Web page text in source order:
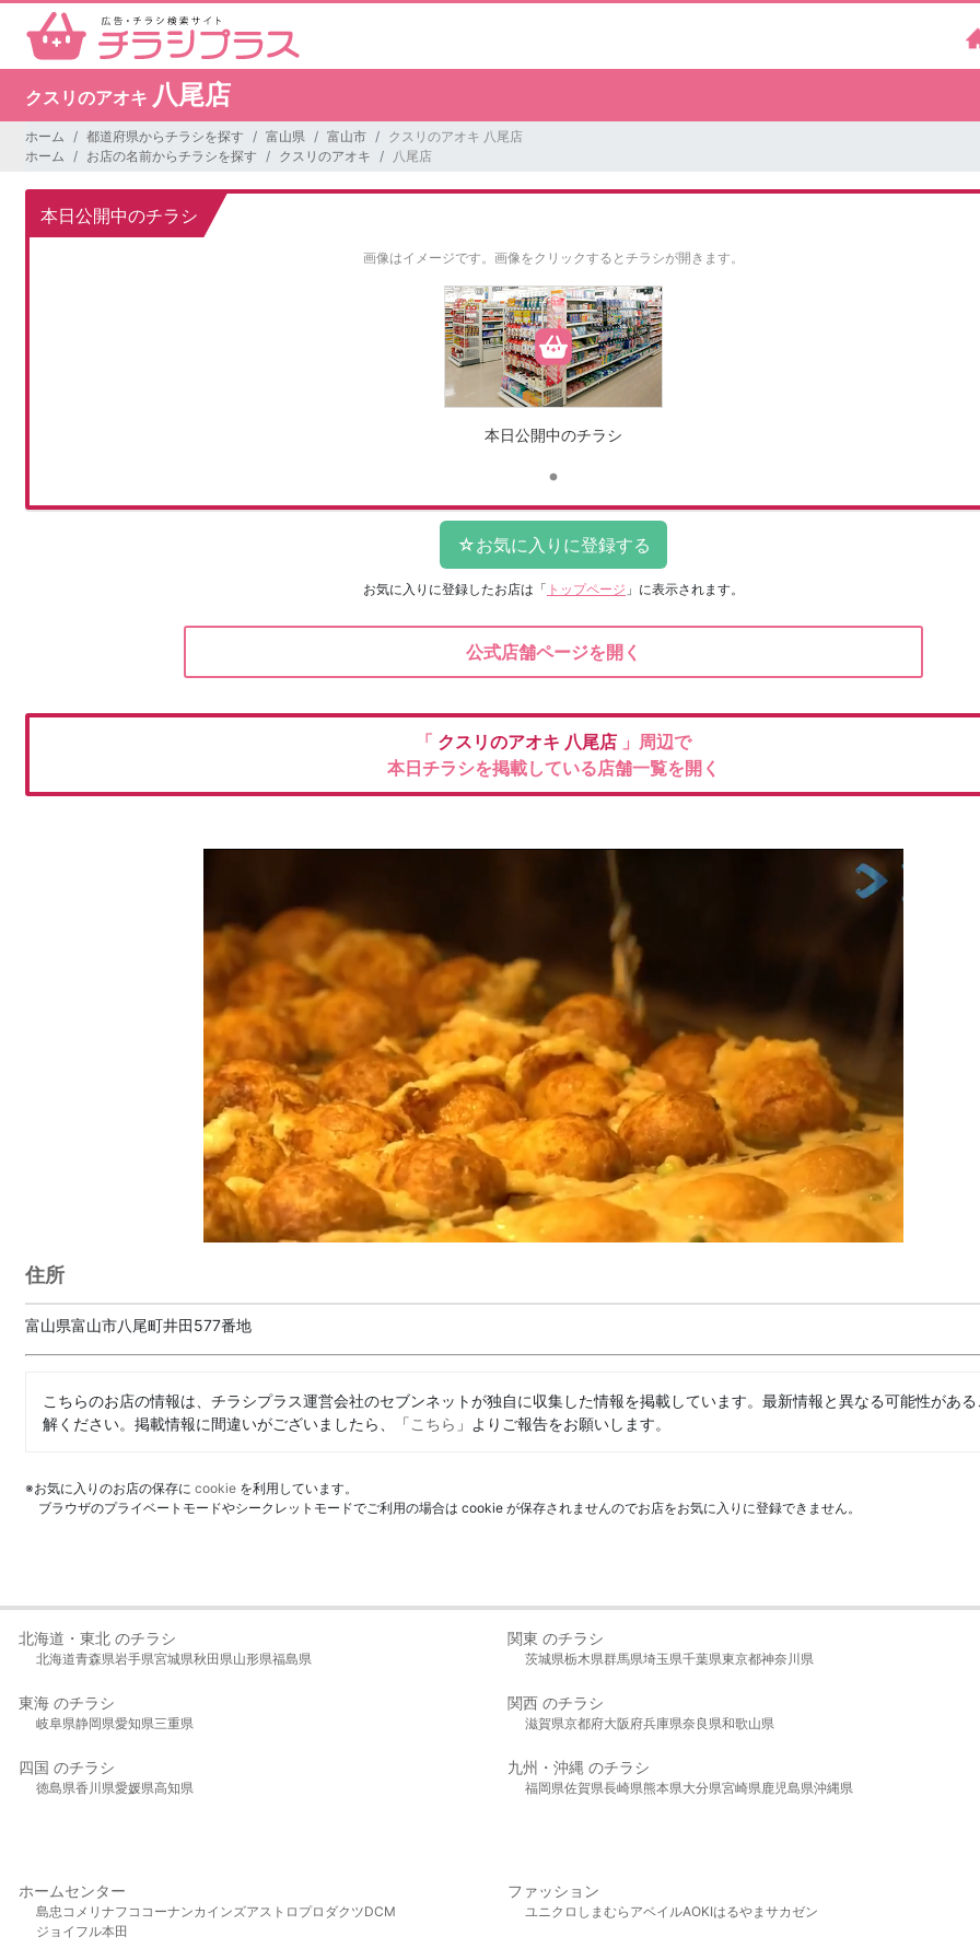
クスリのアオキ 八尾店
ホーム 都道府県からチラシを探す 富山県 富山市
クスリのアオキ 八尾店
ホーム
お店の名前からチラシを探す クスリのアオキ 八尾店
本日公開中のチラシ
画像はイメージです。 画像をクリックするとチラシが開きます。
本日公開中のチラシ
お気に入りに登録したお店は 「 トップページ 」に表示されます。
公式店舗ページを開く
「 クスリのアオキ 八尾店 」周辺で
本日チラシを掲載している店舗一覧を開く
住所
富山県富山市八尾町井田577番地
こちらのお店の情報は、チラシプラス運営会社のセブンネットが独自に収集した情報を掲載しています。最新情報と異なる可能性があ
解ください。掲載情報に間違いがございましたら、「こちら 」よりご報告をお願いします。
※お気に入りのお店の保存に cookie を利用しています。
ブラウザのプライベートモードやシークレットモードでご利用の場合は cookie が保存されませんのでお店をお気に入りに登録できません。
北海道・東北 のチラシ
北海道青森県岩手県宮城県秋田県山形県福島県
関東 のチラシ
茨城県栃木県群馬県埼玉県千葉県東京都神奈川県
東海 のチラシ
岐阜県静岡県愛知県三重県
関西 のチラシ
滋賀県京都府大阪府兵庫県奈良県和歌山県
四国 のチラシ
徳島県香川県愛媛県高知県
九州・沖縄 のチラシ
福岡県佐賀県長崎県熊本県大分県宮崎県鹿児島県沖縄県
ホームセンター
島忠 コメリ ナフコ コーナンカインズアストロプロダクツDCM
ジョイフル本田
ファッション
ユニクロ しまむら アベイルAOKIはるやま サカゼン